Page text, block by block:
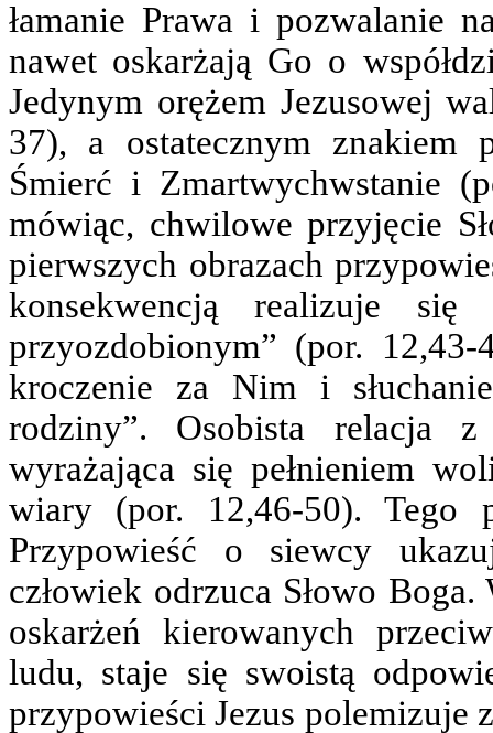
łamanie Prawa i pozwalanie
nawet oskarżają Go o
Jedynym orężem Jezusowej
37), a ostatecznym znakiem
Śmierć i Zmartwychwstanie
mówiąc, chwilowe przyjęcie
pierwszych obrazach
konsekwencją realizuje
przyozdobionym” (por.
kroczenie za Nim i
rodziny”. Osobista relacja
wyrażająca się pełnieniem
wiary (por. 12,46-50). Tego
Przypowieść o siewcy
człowiek odrzuca Słowo Boga.
oskarżeń kierowanych
ludu, staje się swoistą
przypowieści Jezus polemizuje